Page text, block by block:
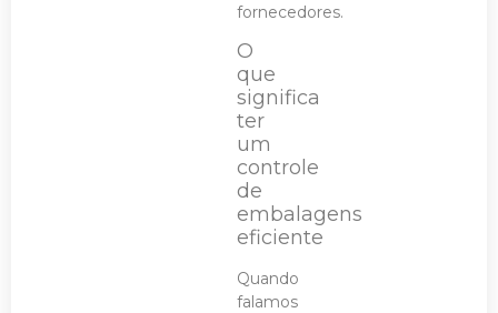
fornecedores.
O
que
significa
ter
um
controle
de
embalagens
eficiente
Quando
falamos